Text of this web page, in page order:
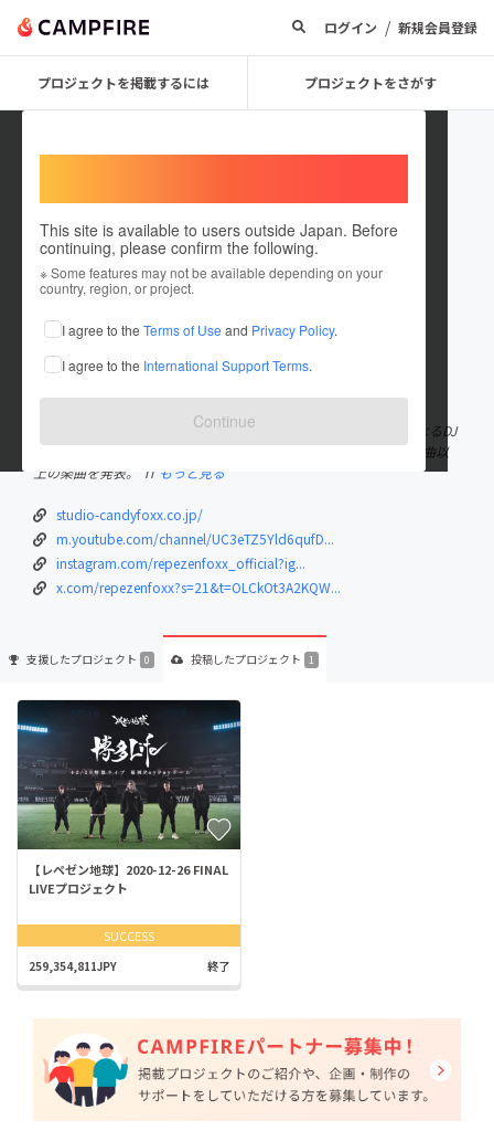
ログイン / 新規会員登録
プロジェクトを掲載するには プロジェクトをさがす
This site is available to users outside Japan. Before
continuing, please confirm the following.
※ Some features may not be available depending on your
country, region, or project.
I agree to the Terms of Use and Privacy Policy.
I agree to the International Support Terms.
Continue
StudioCandyFoxx
これまでに1件のプロジェクトを投稿しています
在住国：日本 現在地：福岡県
出身国：日本 出身地：福岡県
Repezen FoxxはDJ社長、DJふぉい、DJ銀太、DJ脇、DJまるからなるDJ
集団。 2015年、DJ社長を中心に福岡で結成され、これまでに100曲以
上の楽曲を発表。 Ti もっと見る
studio-candyfoxx.co.jp/
m.youtube.com/channel/UC3eTZ5Yld6qufD...
instagram.com/repezenfoxx_official?ig...
x.com/repezenfoxx?s=21&t=OLCkOt3A2KQW...
支援したプロジェクト 0 投稿したプロジェクト 1
【レペゼン地球】2020-12-26 FINAL
LIVEプロジェクト
SUCCESS
259,354,811JPY 終了